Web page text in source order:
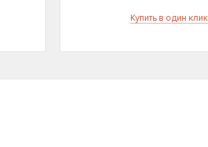
Купить в один клик